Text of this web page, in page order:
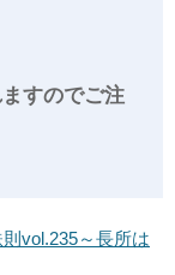
すのでご注
vol.235～長所は